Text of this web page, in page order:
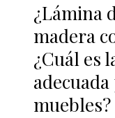
¿Lámina
madera
¿Cuál es
muebles?